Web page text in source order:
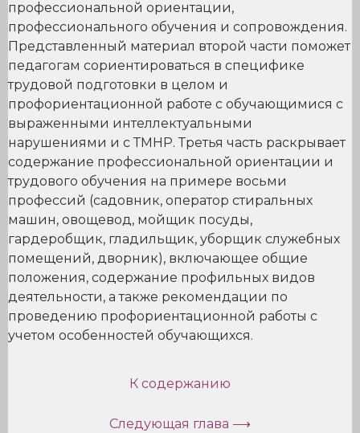
профессиональной ориентации,
профессионального обучения и сопровождения.
Представленный материал второй части поможет
педагогам сориентироваться в специфике
трудовой подготовки в целом и
профориентационной работе с обучающимися с
выраженными интеллектуальными
нарушениями и с ТМНР. Третья часть раскрывает
содержание профессиональной ориентации и
трудового обучения на примере восьми
профессий (садовник, оператор стиральных
машин, овощевод, мойщик посуды,
гардеробщик, гладильщик, уборщик служебных
помещений, дворник), включающее общие
положения, содержание профильных видов
деятельности, а также рекомендации по
проведению профориентационной работы с
учетом особенностей обучающихся.
К содержанию
Следующая глава ⟶